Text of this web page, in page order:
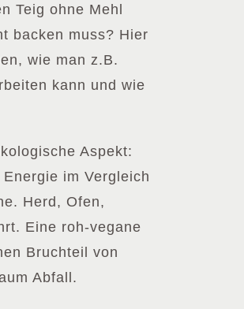
Teig ohne Mehl
backen muss? Hier
wie man z.B.
kann und wie
Aspekt:
im Vergleich
Herd, Ofen,
Eine roh-vegane
Bruchteil von
Abfall.